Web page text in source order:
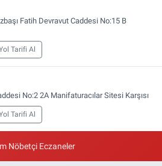
Fatih Devravut Caddesi No:15 B
Tarifi Al
No:2 2A Manifaturacılar Sitesi Karşısı
Tarifi Al
Nöbetçi Eczaneler